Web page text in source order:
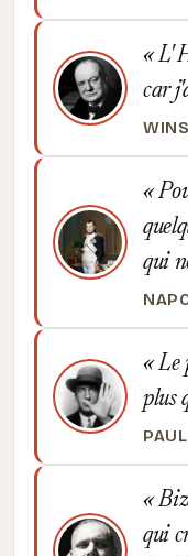
L'
car
qui
Le
plus
qui